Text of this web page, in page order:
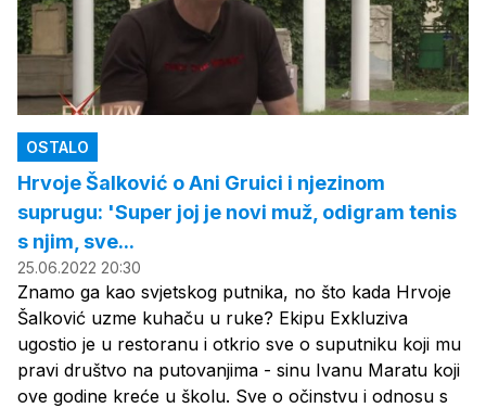
OSTALO
Hrvoje Šalković o Ani Gruici i njezinom
suprugu: 'Super joj je novi muž, odigram tenis
s njim, sve...
25.06.2022 20:30
Znamo ga kao svjetskog putnika, no što kada Hrvoje
Šalković uzme kuhaču u ruke? Ekipu Exkluziva
ugostio je u restoranu i otkrio sve o suputniku koji mu
pravi društvo na putovanjima - sinu Ivanu Maratu koji
ove godine kreće u školu. Sve o očinstvu i odnosu s